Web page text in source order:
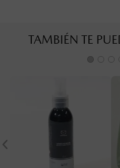
TAMBIÉN TE